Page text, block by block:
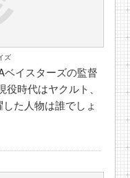
ズ
ベイスターズの監督
時代はヤクルト、
た人物は誰でしょ